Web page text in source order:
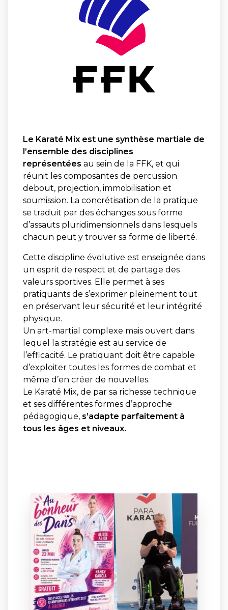
Le Karaté Mix est une synthèse martiale de
l’ensemble des disciplines
représentées au sein de la FFK, et qui
réunit les composantes de percussion
debout, projection, immobilisation et
soumission. La concrétisation de la pratique
se traduit par des échanges sous forme
d’assauts pluridimensionnels dans lesquels
chacun peut y trouver sa forme de liberté.
Cette discipline évolutive est enseignée dans
un esprit de respect et de partage des
valeurs sportives. Elle permet à ses
pratiquants de s’exprimer pleinement tout
en préservant leur sécurité et leur intégrité
physique.
Un art-martial complexe mais ouvert dans
lequel la stratégie est au service de
l’efficacité. Le pratiquant doit être capable
d’exploiter toutes les formes de combat et
même d’en créer de nouvelles.
Le Karaté Mix, de par sa richesse technique
et ses différentes formes d’approche
pédagogique, s’adapte parfaitement à
tous les âges et niveaux.